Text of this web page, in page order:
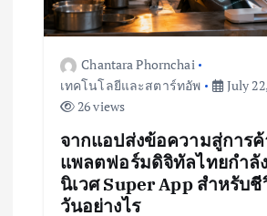
Chantara Phornchai
เทคโนโลยีและสตาร์ทอัพ
July
26 views
จากแอปส่งข้อความสู่การ
แพลตฟอร์มดิจิทัลไทยกำลั
นิเวศ Super App สำหรับชี
วันอย่างไร